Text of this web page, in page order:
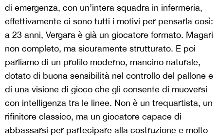
di emergenza, con un’intera squadra in infermeria,
effettivamente ci sono tutti i motivi per pensarla così:
a 23 anni, Vergara è già un giocatore formato. Magari
non completo, ma sicuramente strutturato. E poi
parliamo di un profilo moderno, mancino naturale,
dotato di buona sensibilità nel controllo del pallone e
di una visione di gioco che gli consente di muoversi
con intelligenza tra le linee. Non è un trequartista, un
rifinitore classico, ma un giocatore capace di
abbassarsi per partecipare alla costruzione e molto